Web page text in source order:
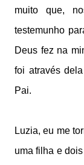
muito que,
testemunho
Deus fez na
foi através
Pai.
Luzia, eu me
uma filha e